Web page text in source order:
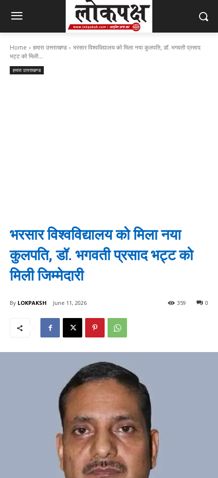
Home हमारा उत्तराखण्ड
भरसार विश्वविद्यालय को मिला नया कुलपति, डॉ. भगवती प्रसाद
भट्ट को मिली...
हमारा उत्तराखण्ड
भरसार विश्वविद्यालय को मिला नया
कुलपति, डॉ. भगवती प्रसाद भट्ट को
मिली जिम्मेदारी
By LOKPAKSH June 11, 2026 0
359